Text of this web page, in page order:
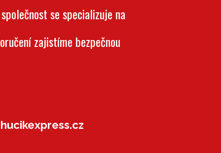
se specializuje na
zajistíme bezpečnou